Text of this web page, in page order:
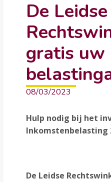
De Leidse
gratis uw
08/03/2023
Hulp nodig bij het
Inkomstenbelasting
De Leidse